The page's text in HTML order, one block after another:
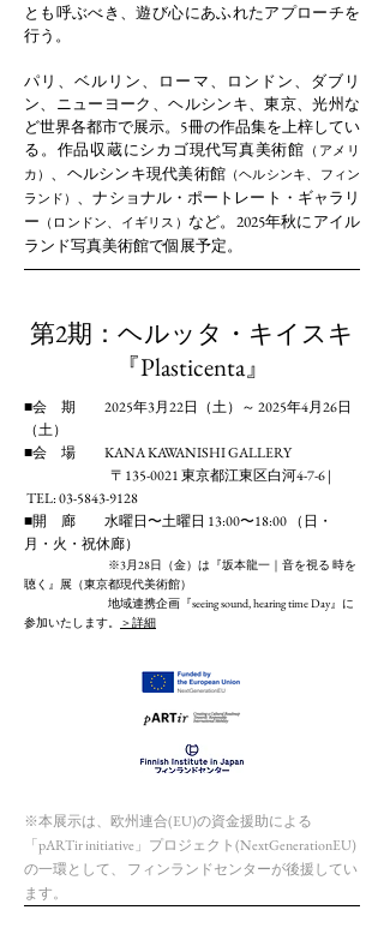
とも呼ぶべき、遊び心にあふれたアプローチを
行う。
パリ、ベルリン、ローマ、ロンドン、ダブリ
ン、ニューヨーク、ヘルシンキ、東京、光州な
ど世界各都市で展示。5冊の作品集を上梓してい
る。作品収蔵にシカゴ現代写真美術館 （アメリ
カ） 、ヘルシンキ現代美術館（ヘルシンキ、フィン
ランド） 、ナショナル・ポートレート・ギャラリ
ー （ロンドン、イギリス） など。2025年秋にアイル
ランド写真美術館で個展予定。
第2期：ヘルッタ・キイスキ
『Plasticenta』
■会 期 2025年3月22日（土）～ 2025年4月26日
（土）
■会 場 KANA KAWANISHI GALLERY
〒135-0021 東京都江東区白河4-7-6 |
TEL: 03-5843-9128
■開 廊 水曜日〜土曜日 13:00〜18:00 （日・
月・火・祝休廊）
※3月28日（金）は『坂本龍一｜音を視る 時を
聴く』展（東京都現代美術館）
地域連携企画『seeing sound, hearing time Day』に
参加いたします。
＞詳細
※本展示は、欧州連合(EU)の資金援助による
「pARTir initiative」プロジェクト(NextGenerationEU)
の一環として、 フィンランドセンターが後援してい
ます。